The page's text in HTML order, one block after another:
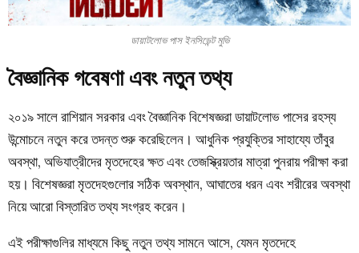
ডায়াটলোভ পাস ইনসিডেন্ট মুভি
বৈজ্ঞানিক গবেষণা এবং নতুন তথ্য
২০১৯ সালে রাশিয়ান সরকার এবং বৈজ্ঞানিক বিশেষজ্ঞরা ডায়াটলোভ পাসের রহস্য
উন্মোচনে নতুন করে তদন্ত শুরু করেছিলেন। আধুনিক প্রযুক্তির সাহায্যে তাঁবুর
অবস্থা, অভিযাত্রীদের মৃতদেহের ক্ষত এবং তেজস্ক্রিয়তার মাত্রা পুনরায় পরীক্ষা করা
হয়। বিশেষজ্ঞরা মৃতদেহগুলোর সঠিক অবস্থান, আঘাতের ধরন এবং শরীরের অবস্থা
নিয়ে আরো বিস্তারিত তথ্য সংগ্রহ করেন।
এই পরীক্ষাগুলির মাধ্যমে কিছু নতুন তথ্য সামনে আসে, যেমন মৃতদেহে